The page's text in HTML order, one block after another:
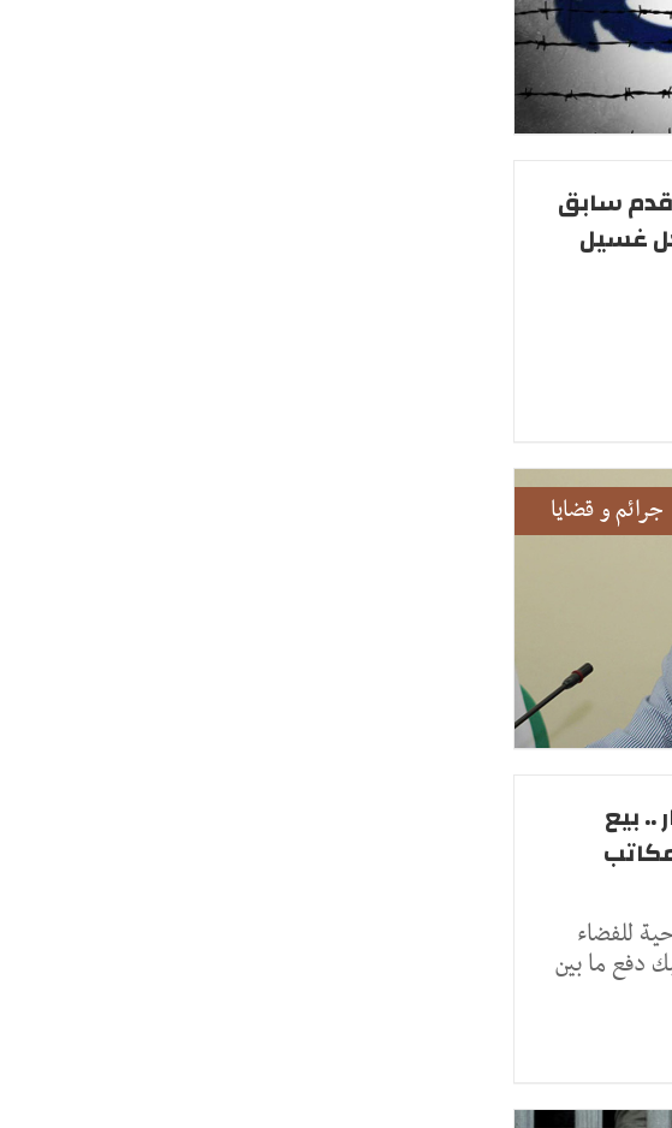
قدم سابق
أجل غسيل
جرائم و قضايا
دينار .. بيع
للفضاء
دفع ما بين